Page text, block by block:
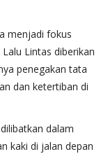
menjadi fokus
Lintas diberikan
penegakan tata
dan ketertiban di
dalam
kaki di jalan depan